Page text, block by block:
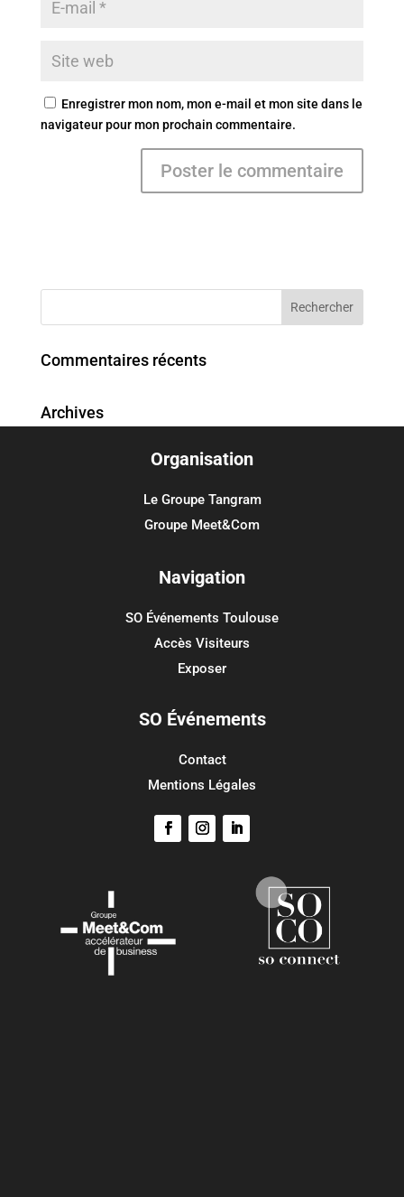
Enregistrer mon nom, mon e-mail et mon site dans le
navigateur pour mon prochain commentaire.
Commentaires récents
Archives
Flux des commentaires
Site de WordPress-FR
Organisation
Le Groupe Tangram
Groupe Meet&Com
Navigation
SO Événements Toulouse
Accès Visiteurs
Exposer
SO Événements
Contact
Mentions Légales